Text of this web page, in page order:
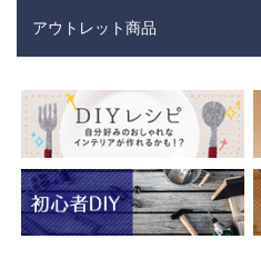
アウトレット商品